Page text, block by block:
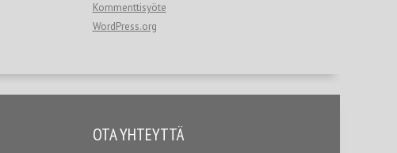
Kommenttisyöte
WordPress.org
OTA YHTEYTTÄ